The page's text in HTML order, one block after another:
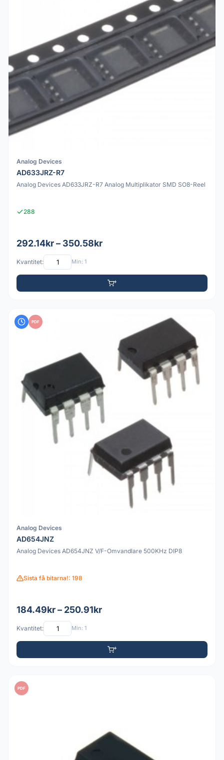
Analog Devices
AD633JRZ-R7
Analog Devices AD633JRZ-R7 Analog Multiplikator SMD SO8-Reel
288
292.14kr – 350.58kr
Kvantitet: Min: 1
PDF
Analog Devices
AD654JNZ
Analog Devices AD654JNZ V/F-Omvandlare 500KHz DIP8
Sista få bitarna!: 198
184.49kr – 250.91kr
Kvantitet: Min: 1
PDF